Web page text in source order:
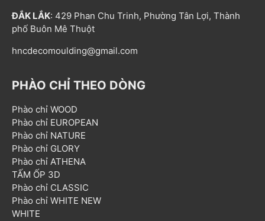
ĐẮK LẮK: 429 Phan Chu Trinh, Phường Tân Lợi, Thành
phố Buôn Mê Thuột
hncdecomoulding@gmail.com
PHÀO CHỈ THEO DÒNG
Phào chỉ WOOD
Phào chỉ EUROPEAN
Phào chỉ NATURE
Phào chỉ GLORY
Phào chỉ ATHENA
TẤM ỐP 3D
Phào chỉ CLASSIC
Phào chỉ WHITE NEW
WHITE